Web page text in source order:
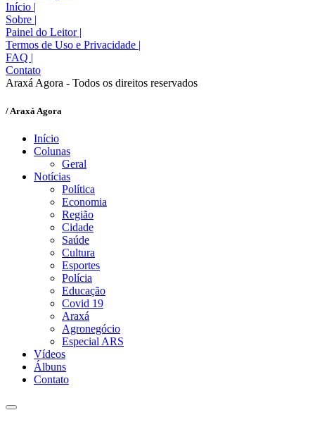
Início |
Sobre |
Painel do Leitor |
Termos de Uso e Privacidade |
FAQ |
Contato
Araxá Agora - Todos os direitos reservados
/ Araxá Agora
Início
Colunas
Geral
Notícias
Política
Economia
Região
Cidade
Saúde
Cultura
Esportes
Polícia
Educação
Covid 19
Araxá
Agronegócio
Especial ARS
Vídeos
Álbuns
Contato